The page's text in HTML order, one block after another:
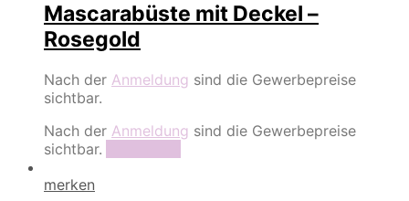
Mascarabüste mit Deckel –
Rosegold
Nach der Anmeldung sind die Gewerbepreise
sichtbar.
Nach der Anmeldung sind die Gewerbepreise
sichtbar.
merken